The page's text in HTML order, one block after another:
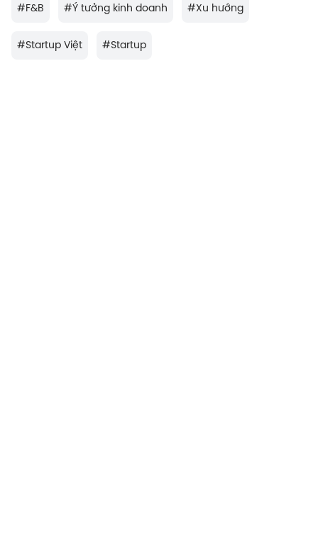
#F&B #Ý tưởng kinh doanh #Xu hướng
#Startup Việt #Startup